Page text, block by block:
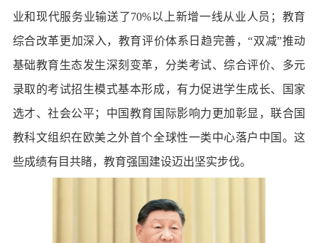
业和现代服务业输送了70%以上新增一线从业人员；教育
综合改革更加深入，教育评价体系日趋完善，“双减”推动
基础教育生态发生深刻变革，分类考试、综合评价、多元
录取的考试招生模式基本形成，有力促进学生成长、国家
选才、社会公平；中国教育国际影响力更加彰显，联合国
教科文组织在欧美之外首个全球性一类中心落户中国。这
些成绩有目共睹，教育强国建设迈出坚实步伐。